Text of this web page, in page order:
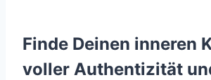
Finde Deinen inneren
voller Authentizität